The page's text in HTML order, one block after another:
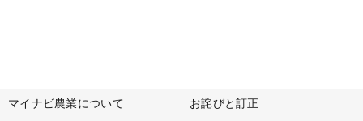
マイナビ農業について お詫びと訂正